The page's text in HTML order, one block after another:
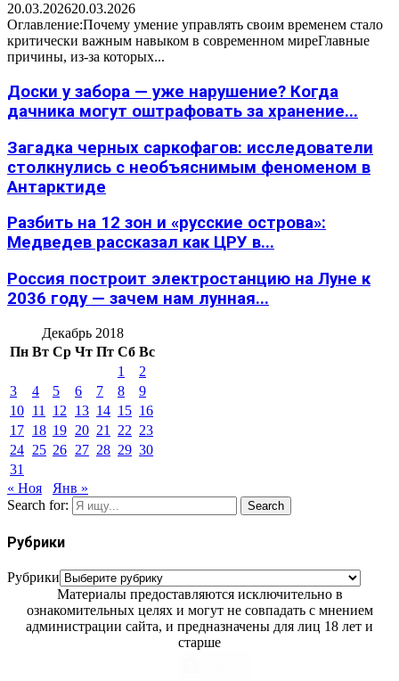
20.03.202620.03.2026
Оглавление:Почему умение управлять своим временем стало
критически важным навыком в современном миреГлавные
причины, из-за которых...
Доски у забора — уже нарушение? Когда
дачника могут оштрафовать за хранение...
Загадка черных саркофагов: исследователи
столкнулись с необъяснимым феноменом в
Антарктиде
Разбить на 12 зон и «русские острова»:
Медведев рассказал как ЦРУ в...
Россия построит электростанцию на Луне к
2036 году — зачем нам лунная...
Декабрь 2018
Пн Вт Ср Чт Пт Сб Вс
1
2
3
4 5 6 7 8
9
10 11 12 13 14 15 16
17 18 19 20 21 22 23
24 25 26 27 28 29 30
31
« Ноя
Янв »
Search for:
Search
Рубрики
Рубрики
Материалы предоставляются исключительно в
ознакомительных целях и могут не совпадать с мнением
администрации сайта, и предназначены для лиц 18 лет и
старше